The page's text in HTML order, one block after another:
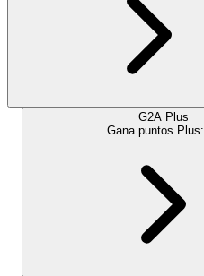
G2A Plus
Gana puntos Plus: